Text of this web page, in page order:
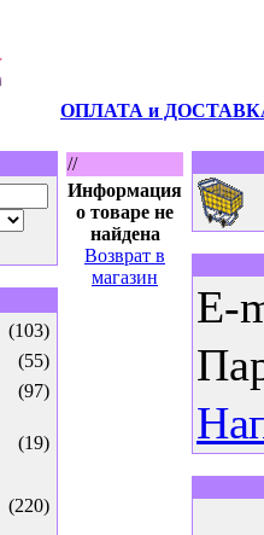
ОПЛАТА и
(103)
(55)
(97)
(19)
(220)
//
Информация
о товаре не
найдена
Возврат в
магазин
E-